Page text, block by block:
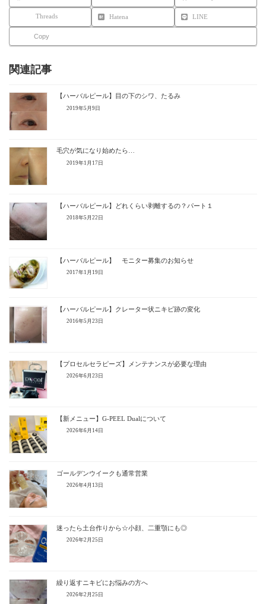
Threads Hatena LINE
Copy
関連記事
【ハーバルピール】目の下のシワ、たるみ
2019年5月9日
毛穴が気になり始めたら…
2019年1月17日
【ハーバルピール】どれくらい剥離するの？パート１
2018年5月22日
【ハーバルピール】 モニター募集のお知らせ
2017年1月19日
【ハーバルピール】クレーター状ニキビ跡の変化
2016年5月23日
【プロセルセラピーズ】メンテナンスが必要な理由
2026年6月23日
【新メニュー】G-PEEL Dualについて
2026年6月14日
ゴールデンウイークも通常営業
2026年4月13日
迷ったら土台作りから☆小顔、二重顎にも◎
2026年2月25日
繰り返すニキビにお悩みの方へ
2026年2月25日